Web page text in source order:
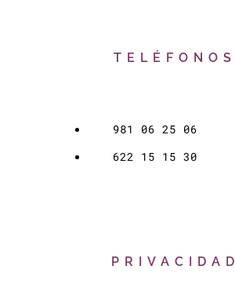
TELÉFONOS
981 06 25 06
622 15 15 30
PRIVACIDAD